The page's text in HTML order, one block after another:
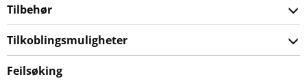
Tilbehør
Tilkoblingsmuligheter
Feilsøking